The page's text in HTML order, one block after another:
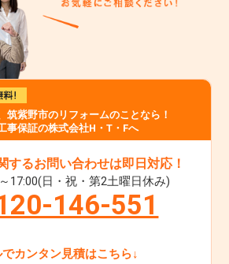
筑紫野市のリフォームのことなら！
事保証の株式会社H・T・Fへ
するお問い合わせは即日対応！
17:00(日・祝・第2土曜日休み)
146-551
カンタン見積はこちら↓